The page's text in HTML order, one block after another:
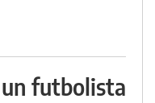
futbolista